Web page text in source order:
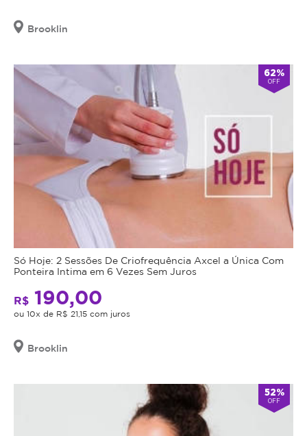
Brooklin
62%
OFF
Só Hoje: 2 Sessões De Criofrequência Axcel a Única Com
Ponteira Intima em 6 Vezes Sem Juros
R$ 190,00
ou 10x de R$ 21,15 com juros
Brooklin
52%
OFF